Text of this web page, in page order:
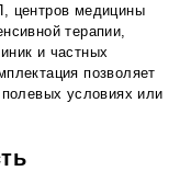
центров медицины
терапии,
и частных
позволяет
условиях или